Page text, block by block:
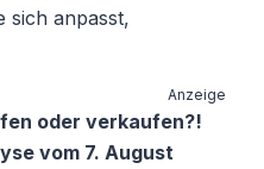
sich anpasst,
Anzeige
oder verkaufen?!
vom 7. August